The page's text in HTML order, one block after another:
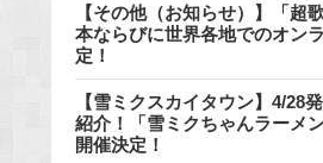
【その他（お知らせ）】「超
本ならびに世界各地でのオン
定！
【雪ミクスカイタウン】4/28
紹介！「雪ミクちゃんラーメ
開催決定！